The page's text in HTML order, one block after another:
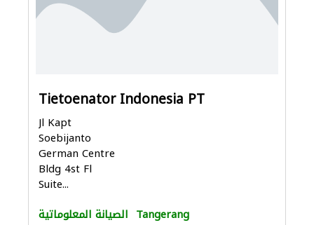
Tietoenator Indonesia PT
Jl Kapt
Soebijanto
German Centre
Bldg 4st Fl
Suite...
الصيانة المعلوماتية Tangerang